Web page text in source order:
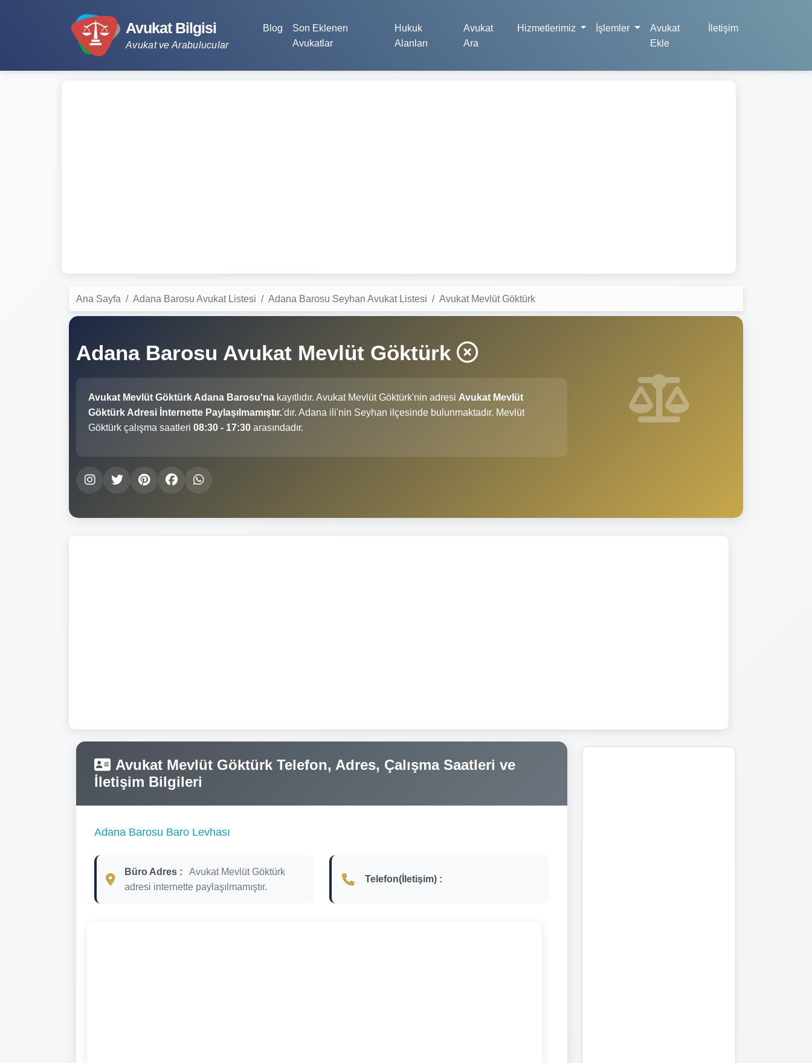
Avukat Bilgisi
Avukat ve Arabulucular
Blog
Son Eklenen
Avukatlar
Hukuk
Alanları
Avukat
Ara
Hizmetlerimiz İşlemler
Avukat
Ekle
İletişim
Ana Sayfa Adana Barosu Avukat Listesi Adana Barosu Seyhan Avukat Listesi Avukat Mevlüt Göktürk
Adana Barosu Avukat Mevlüt Göktürk
Avukat Mevlüt Göktürk Adana Barosu'na kayıtlıdır. Avukat Mevlüt Göktürk'nin adresi Avukat Mevlüt
Göktürk Adresi İnternette Paylaşılmamıştır.'dır. Adana ili'nin Seyhan ilçesinde bulunmaktadır. Mevlüt
Göktürk çalışma saatleri 08:30 - 17:30 arasındadır.
Avukat Mevlüt Göktürk Telefon, Adres, Çalışma Saatleri ve
İletişim Bilgileri
Adana Barosu Baro Levhası
Büro Adres :
Avukat Mevlüt Göktürk
adresi internette paylaşılmamıştır.
Telefon(İletişim) :